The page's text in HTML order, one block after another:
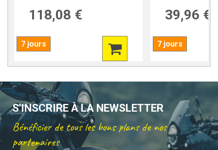
118,08 €
7 jours
39,96 €
7 jours
S'INSCRIRE À LA NEWSLETTER
Bénéficier de tous les bons plans de nos
partenaires